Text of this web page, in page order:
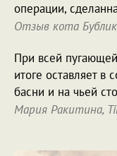
операции,
Отзыв кота
При всей
итоге оставляет в
басни и на чьей
Мария Ракитина,